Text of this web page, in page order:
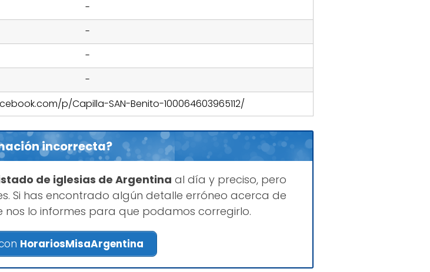
-
-
-
-
p/Capilla-SAN-Benito-100064603965112/
incorrecta?
de iglesias de Argentina al día y preciso, pero
Si has encontrado algún detalle erróneo acerca de
nos lo informes para que podamos corregirlo.
HorariosMisaArgentina